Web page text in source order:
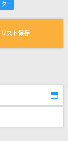
一覧
リスト保存